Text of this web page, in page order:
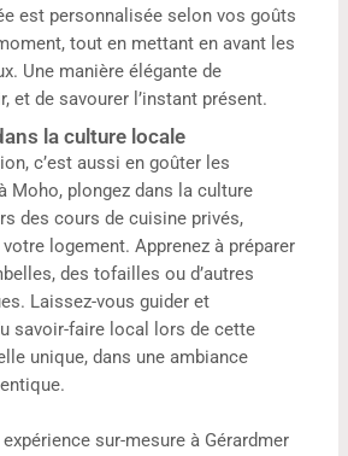
est personnalisée selon vos goûts
tout en mettant en avant les
Une manière élégante de
et de savourer l’instant présent.
la culture locale
c’est aussi en goûter les
Moho, plongez dans la culture
des cours de cuisine privés,
logement. Apprenez à préparer
des tofailles ou d’autres
Laissez-vous guider et
savoir-faire local lors de cette
unique, dans une ambiance
sur-mesure à Gérardmer